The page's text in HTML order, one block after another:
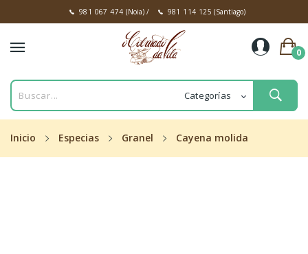
981 067 474 (Noia)/ 981 114 125 (Santiago)
0
Inicio Especias Granel Cayena molida